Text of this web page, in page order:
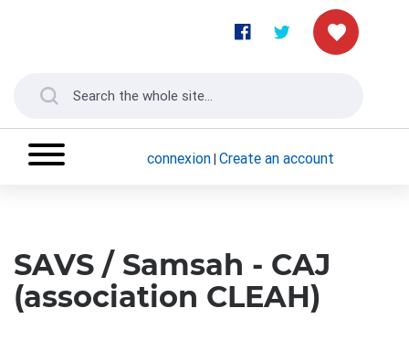
connexion| Create an account
SAVS / Samsah - CAJ
(association CLEAH)